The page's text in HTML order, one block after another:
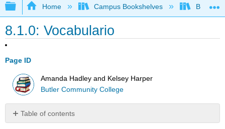
Expand/collapse global hierarchy
Home Campus Bookshelves Butler
8.1.0: Vocabulario
Page ID
Amanda Hadley and Kelsey Harper
Butler Community College
Table of contents